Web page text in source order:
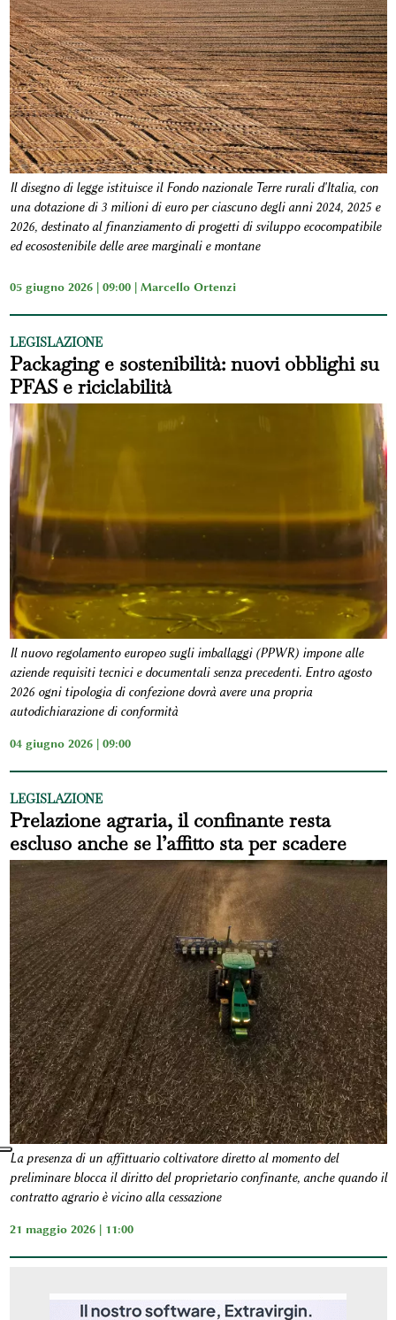
Il disegno di legge istituisce il Fondo nazionale Terre rurali d'Italia, con
una dotazione di 3 milioni di euro per ciascuno degli anni 2024, 2025 e
2026, destinato al finanziamento di progetti di sviluppo ecocompatibile
ed ecosostenibile delle aree marginali e montane
05 giugno 2026 | 09:00 | Marcello Ortenzi
LEGISLAZIONE
Packaging e sostenibilità: nuovi obblighi su
PFAS e riciclabilità
Il nuovo regolamento europeo sugli imballaggi (PPWR) impone alle
aziende requisiti tecnici e documentali senza precedenti. Entro agosto
2026 ogni tipologia di confezione dovrà avere una propria
autodichiarazione di conformità
04 giugno 2026 | 09:00
LEGISLAZIONE
Prelazione agraria, il confinante resta
escluso anche se l’affitto sta per scadere
La presenza di un affittuario coltivatore diretto al momento del
preliminare blocca il diritto del proprietario confinante, anche quando il
contratto agrario è vicino alla cessazione
21 maggio 2026 | 11:00